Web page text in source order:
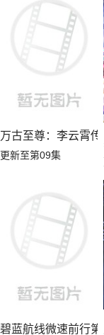
第11集
第08集
第05集
万古至尊：李云霄传
更新至第09集
碧蓝航线微速前行